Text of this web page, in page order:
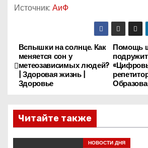
Источник: АиФ
Н
а
и
г
Помощь
Вспышки на солнце. Как
меняется сон у
метеозависимых людей?
| Здоровая жизнь |
Здоровье
Читайте также
НОВОСТИ ДНЯ